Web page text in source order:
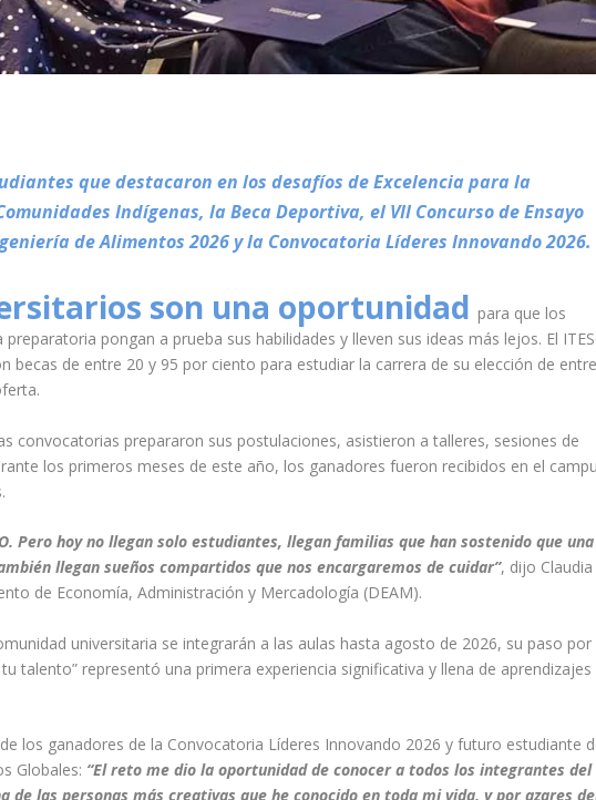
que destacaron en los desafíos de Excelencia para la
Indígenas, la Beca Deportiva, el VII Concurso de Ensayo
de Alimentos 2026 y la Convocatoria Líderes Innovando 2026.
son una oportunidad para que los
pongan a prueba sus habilidades y lleven sus ideas más lejos. El
becas de entre 20 y 95 por ciento para estudiar la carrera de su elección de entre
convocatorias prepararon sus postulaciones, asistieron a talleres, sesiones de
los primeros meses de este año, los ganadores fueron recibidos en el
Pero hoy no llegan solo estudiantes, llegan familias que han sostenido que una
llegan sueños compartidos que nos encargaremos de cuidar”, dijo Claudia
de Economía, Administración y Mercadología (DEAM).
universitaria se integrarán a las aulas hasta agosto de 2026, su paso por
talento” representó una primera experiencia significativa y llena de aprendizajes
los ganadores de la Convocatoria Líderes Innovando 2026 y futuro estudiante
Globales: “El reto me dio la oportunidad de conocer a todos los integrantes del
las personas más creativas que he conocido en toda mi vida, y por azares